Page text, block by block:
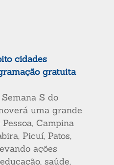
cidades
gratuita
S do
uma grande
Campina
Picuí, Patos,
ações
saúde,